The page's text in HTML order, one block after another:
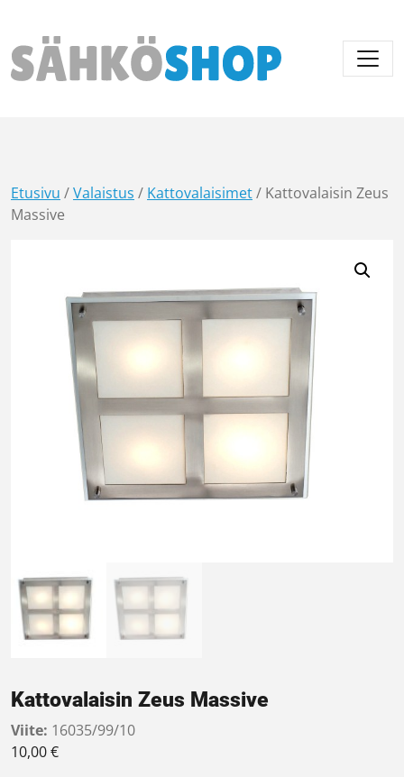
Päävalikko
Etusivu /Valaistus / Kattovalaisimet/ Kattovalaisin Zeus
Massive
Kattovalaisin Zeus Massive
Viite: 16035/99/10
10,00€